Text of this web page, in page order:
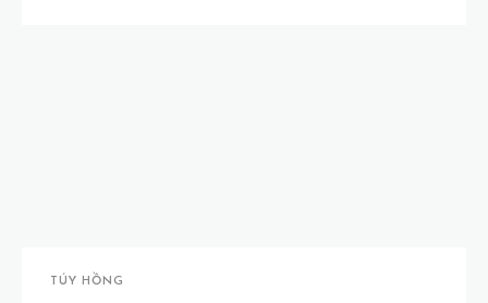
TÚY HỒNG